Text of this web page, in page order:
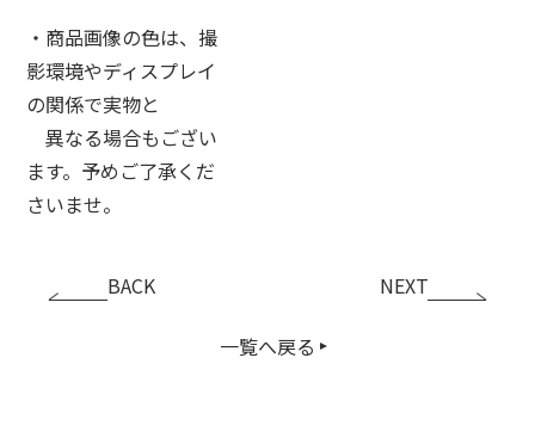
・商品画像の色は、撮
影環境やディスプレイ
の関係で実物と
異なる場合もござい
ます。予めご了承くだ
さいませ。
BACK
一覧へ戻る
NEXT